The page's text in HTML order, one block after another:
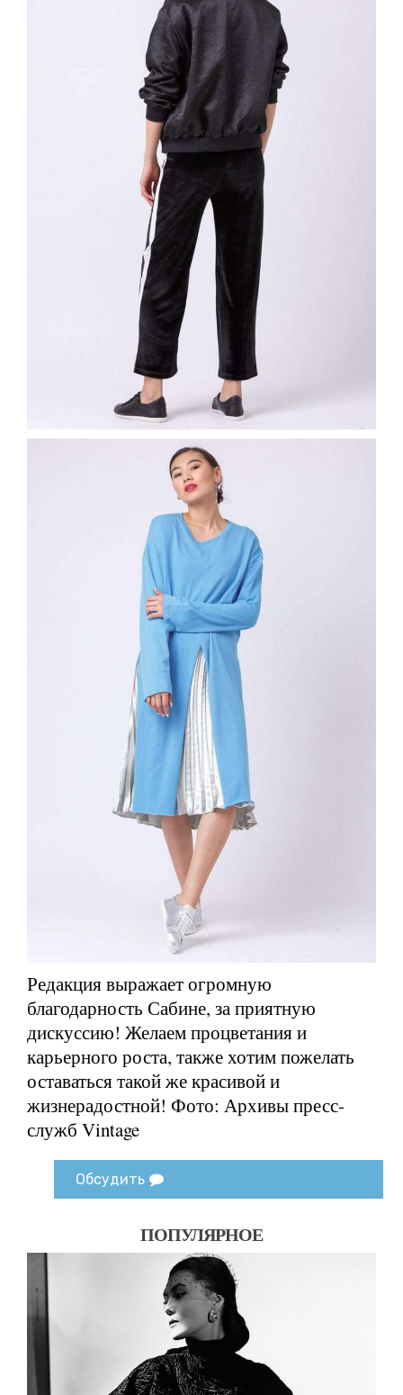
Редакция выражает огромную
благодарность Сабине, за приятную
дискуссию! Желаем процветания и
карьерного роста, также хотим пожелать
оставаться такой же красивой и
жизнерадостной! Фото: Архивы пресс-
служб Vintage
Обсудить
ПОПУЛЯРНОЕ